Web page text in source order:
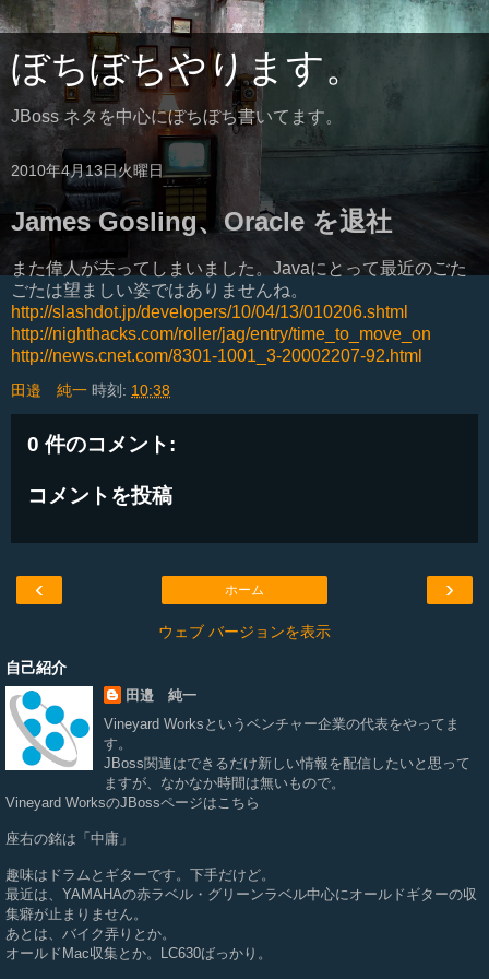
ぼちぼちやります。
JBoss ネタを中心にぼちぼち書いてます。
2010年4月13日火曜日
James Gosling、Oracle を退社
また偉人が去ってしまいました。Javaにとって最近のごた
ごたは望ましい姿ではありませんね。
http://slashdot.jp/developers/10/04/13/010206.shtml
http://nighthacks.com/roller/jag/entry/time_to_move_on
http://news.cnet.com/8301-1001_3-20002207-92.html
田邉 純一 時刻: 10:38
0 件のコメント:
コメントを投稿
‹ ›
ホーム
ウェブ バージョンを表示
自己紹介
田邉 純一
Vineyard Works というベンチャー企業の代表をやってま
す。
JBoss関連はできるだけ新しい情報を配信したいと思って
ますが、なかなか時間は無いもので。
Vineyard WorksのJBossページはこちら
座右の銘は「中庸」
趣味はドラムとギターです。下手だけど。
最近は、YAMAHAの赤ラベル・グリーンラベル中心にオールドギターの収
集癖が止まりません。
あとは、バイク弄りとか。
オールドMac収集とか。LC630ばっかり。